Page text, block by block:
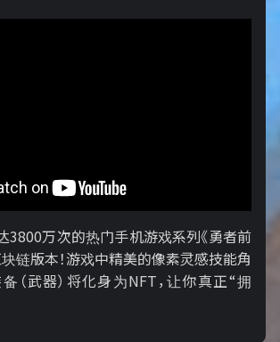
3800万次的热门手机游戏系列《勇者前
链版本！游戏中精美的像素灵感技能角
备（武器）将化身为NFT，让你真正“拥